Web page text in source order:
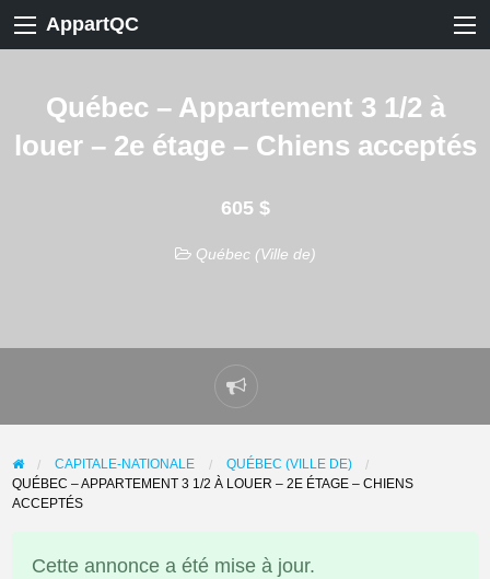
AppartQC
Québec – Appartement 3 1/2 à
louer – 2e étage – Chiens acceptés
605 $
Québec (Ville de)
Signaler
un
problème
CAPITALE-NATIONALE
QUÉBEC (VILLE DE)
QUÉBEC – APPARTEMENT 3 1/2 À LOUER – 2E ÉTAGE – CHIENS
ACCEPTÉS
Cette annonce a été mise à jour.